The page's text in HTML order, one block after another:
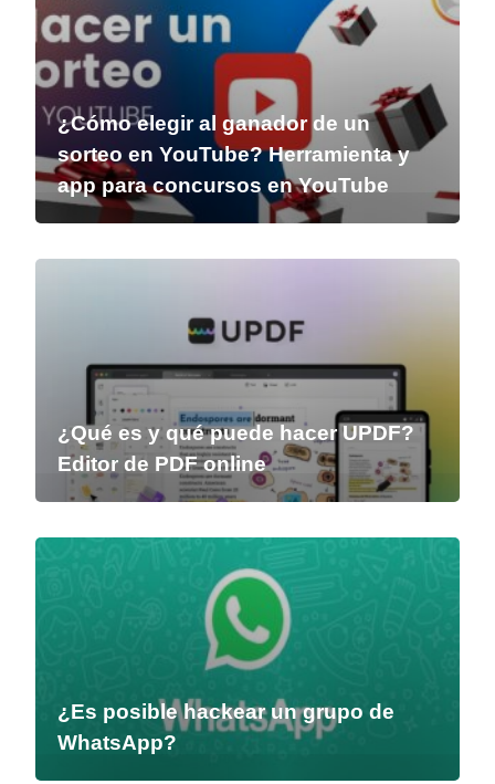
¿Cómo elegir al ganador de un
sorteo en YouTube? Herramienta y
app para concursos en YouTube
¿Qué es y qué puede hacer UPDF?
Editor de PDF online
¿Es posible hackear un grupo de
WhatsApp?